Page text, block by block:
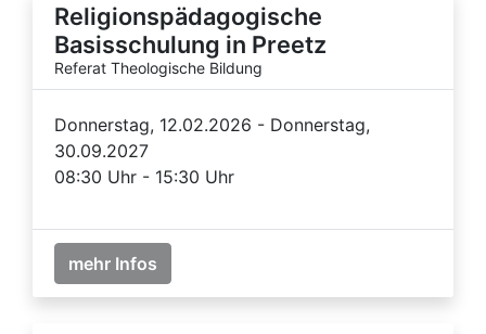
Religionspädagogische
Basisschulung in Preetz
Referat Theologische Bildung
Donnerstag, 12.02.2026 - Donnerstag,
30.09.2027
08:30 Uhr - 15:30 Uhr
mehr Infos